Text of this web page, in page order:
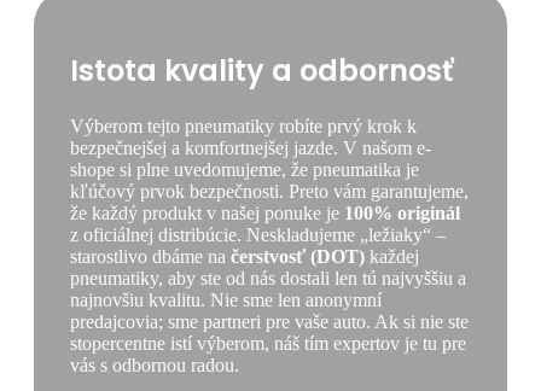
Istota kvality a odbornosť
Výberom tejto pneumatiky robíte prvý krok k
bezpečnejšej a komfortnejšej jazde. V našom e-
shope si plne uvedomujeme, že pneumatika je
kľúčový prvok bezpečnosti. Preto vám garantujeme,
že každý produkt v našej ponuke je 100% originál
z oficiálnej distribúcie. Neskladujeme „ležiaky“ –
starostlivo dbáme na čerstvosť (DOT) každej
pneumatiky, aby ste od nás dostali len tú najvyššiu a
najnovšiu kvalitu. Nie sme len anonymní
predajcovia; sme partneri pre vaše auto. Ak si nie ste
stopercentne istí výberom, náš tím expertov je tu pre
vás s odbornou radou.